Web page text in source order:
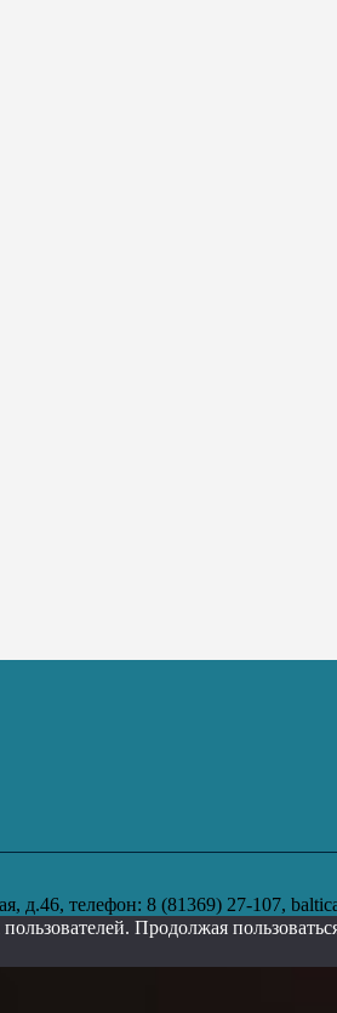
д.46, телефон: 8 (81369) 27-107,
Продолжая